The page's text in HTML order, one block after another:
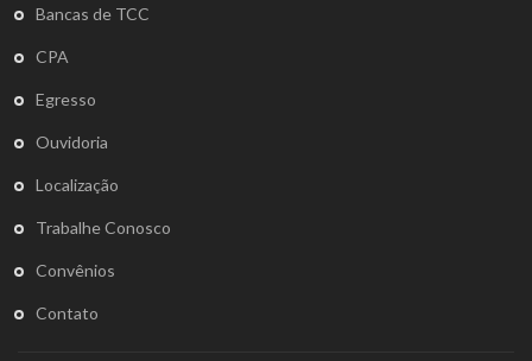
Bancas de TCC
CPA
Egresso
Ouvidoria
Localização
Trabalhe Conosco
Convênios
Contato